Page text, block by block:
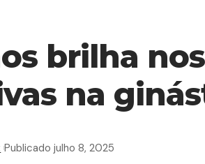
brilha
na
Publicado julho 8, 2025